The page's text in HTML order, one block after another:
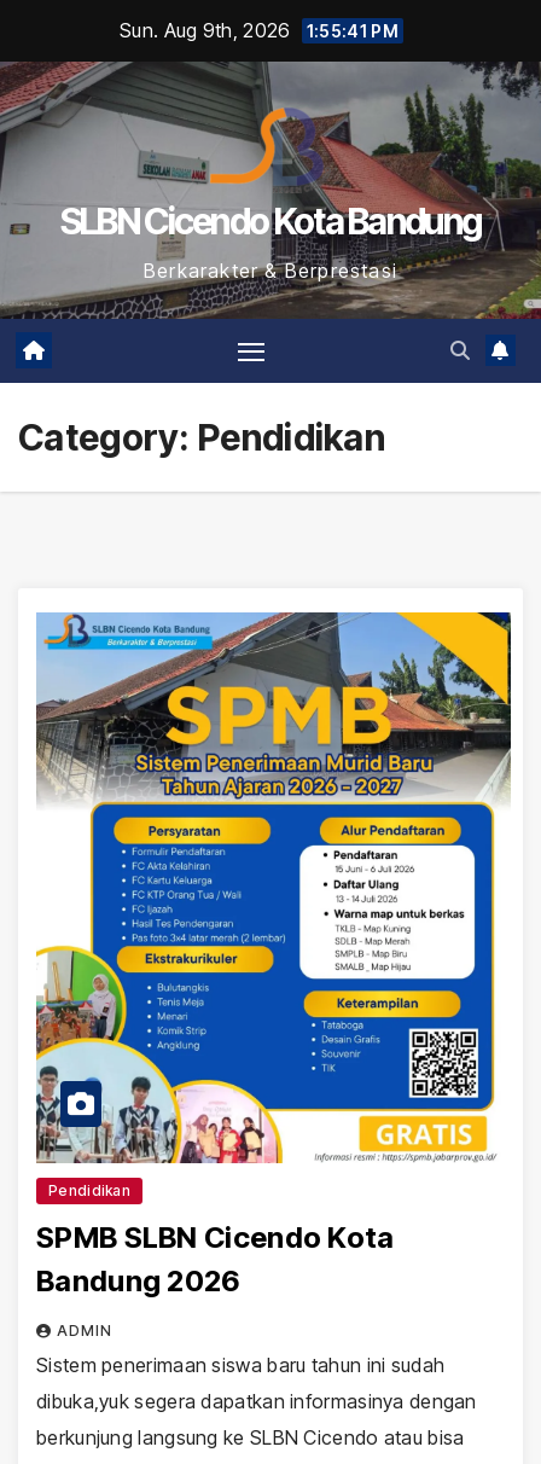
content
Sun. Aug 9th, 2026 1:55:42 PM
SLBN Cicendo Kota Bandung
Berkarakter & Berprestasi
Category: Pendidikan
Pendidikan
SPMB SLBN Cicendo Kota
Bandung 2026
ADMIN
Sistem penerimaan siswa baru tahun ini sudah
dibuka,yuk segera dapatkan informasinya dengan
berkunjung langsung ke SLBN Cicendo atau bisa